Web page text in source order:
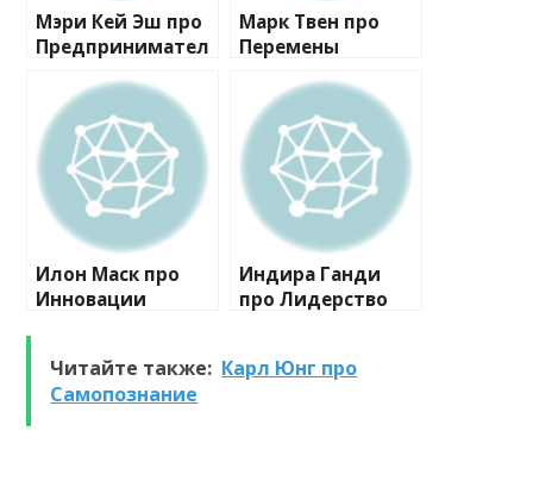
Мэри Кей Эш про
Предпринимател
Марк Твен про
Перемены
Илон Маск про
Инновации
Индира Ганди
про Лидерство
Читайте также: Карл Юнг про
Самопознание